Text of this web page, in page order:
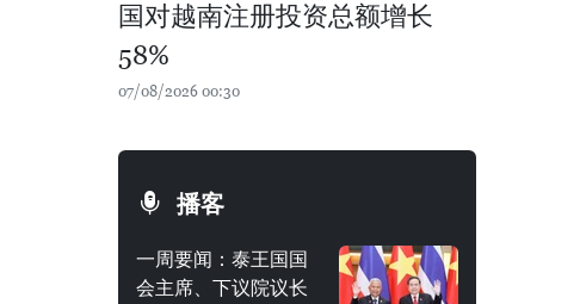
国对越南注册投资总额增长
58%
07/08/2026 00:30
播客
一周要闻：泰王国国
会主席、下议院议长